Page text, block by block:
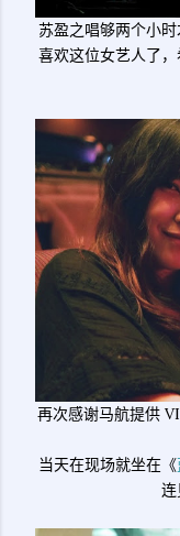
苏盈之唱够两个小
喜欢这位女艺人了
再次感谢马航提供
当天在现场就坐在《
连